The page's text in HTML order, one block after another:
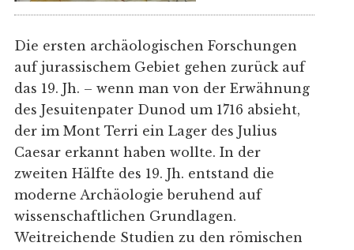
Die ersten archäologischen Forschungen
auf jurassischem Gebiet gehen zurück auf
das 19. Jh. – wenn man von der Erwähnung
des Jesuitenpater Dunod um 1716 absieht,
der im Mont Terri ein Lager des Julius
Caesar erkannt haben wollte. In der
zweiten Hälfte des 19. Jh. entstand die
moderne Archäologie beruhend auf
wissenschaftlichen Grundlagen.
Weitreichende Studien zu den römischen